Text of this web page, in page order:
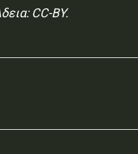
CC-BY.